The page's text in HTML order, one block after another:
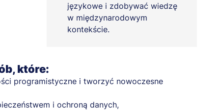
językowe i zdobywać wiedzę
w międzynarodowym
kontekście.
które:
programistyczne i tworzyć nowoczesne
i ochroną danych,